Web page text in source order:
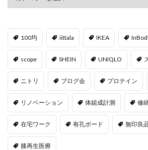
100均 iittala IKEA
scope SHEIN UNIQLO
ニトリ ブログ会 プロテイン
リノベーション 体組成計測 修
在宅ワーク 有孔ボード 無印良
膝再生医療